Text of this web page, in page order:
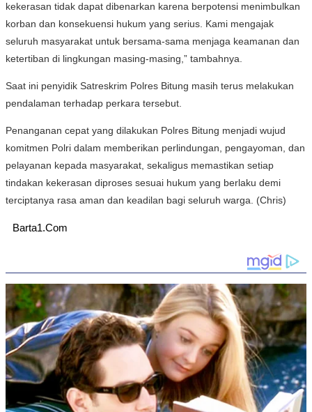
kekerasan tidak dapat dibenarkan karena berpotensi menimbulkan
korban dan konsekuensi hukum yang serius. Kami mengajak
seluruh masyarakat untuk bersama-sama menjaga keamanan dan
ketertiban di lingkungan masing-masing,” tambahnya.
Saat ini penyidik Satreskrim Polres Bitung masih terus melakukan
pendalaman terhadap perkara tersebut.
Penanganan cepat yang dilakukan Polres Bitung menjadi wujud
komitmen Polri dalam memberikan perlindungan, pengayoman, dan
pelayanan kepada masyarakat, sekaligus memastikan setiap
tindakan kekerasan diproses sesuai hukum yang berlaku demi
terciptanya rasa aman dan keadilan bagi seluruh warga. (Chris)
Barta1.Com